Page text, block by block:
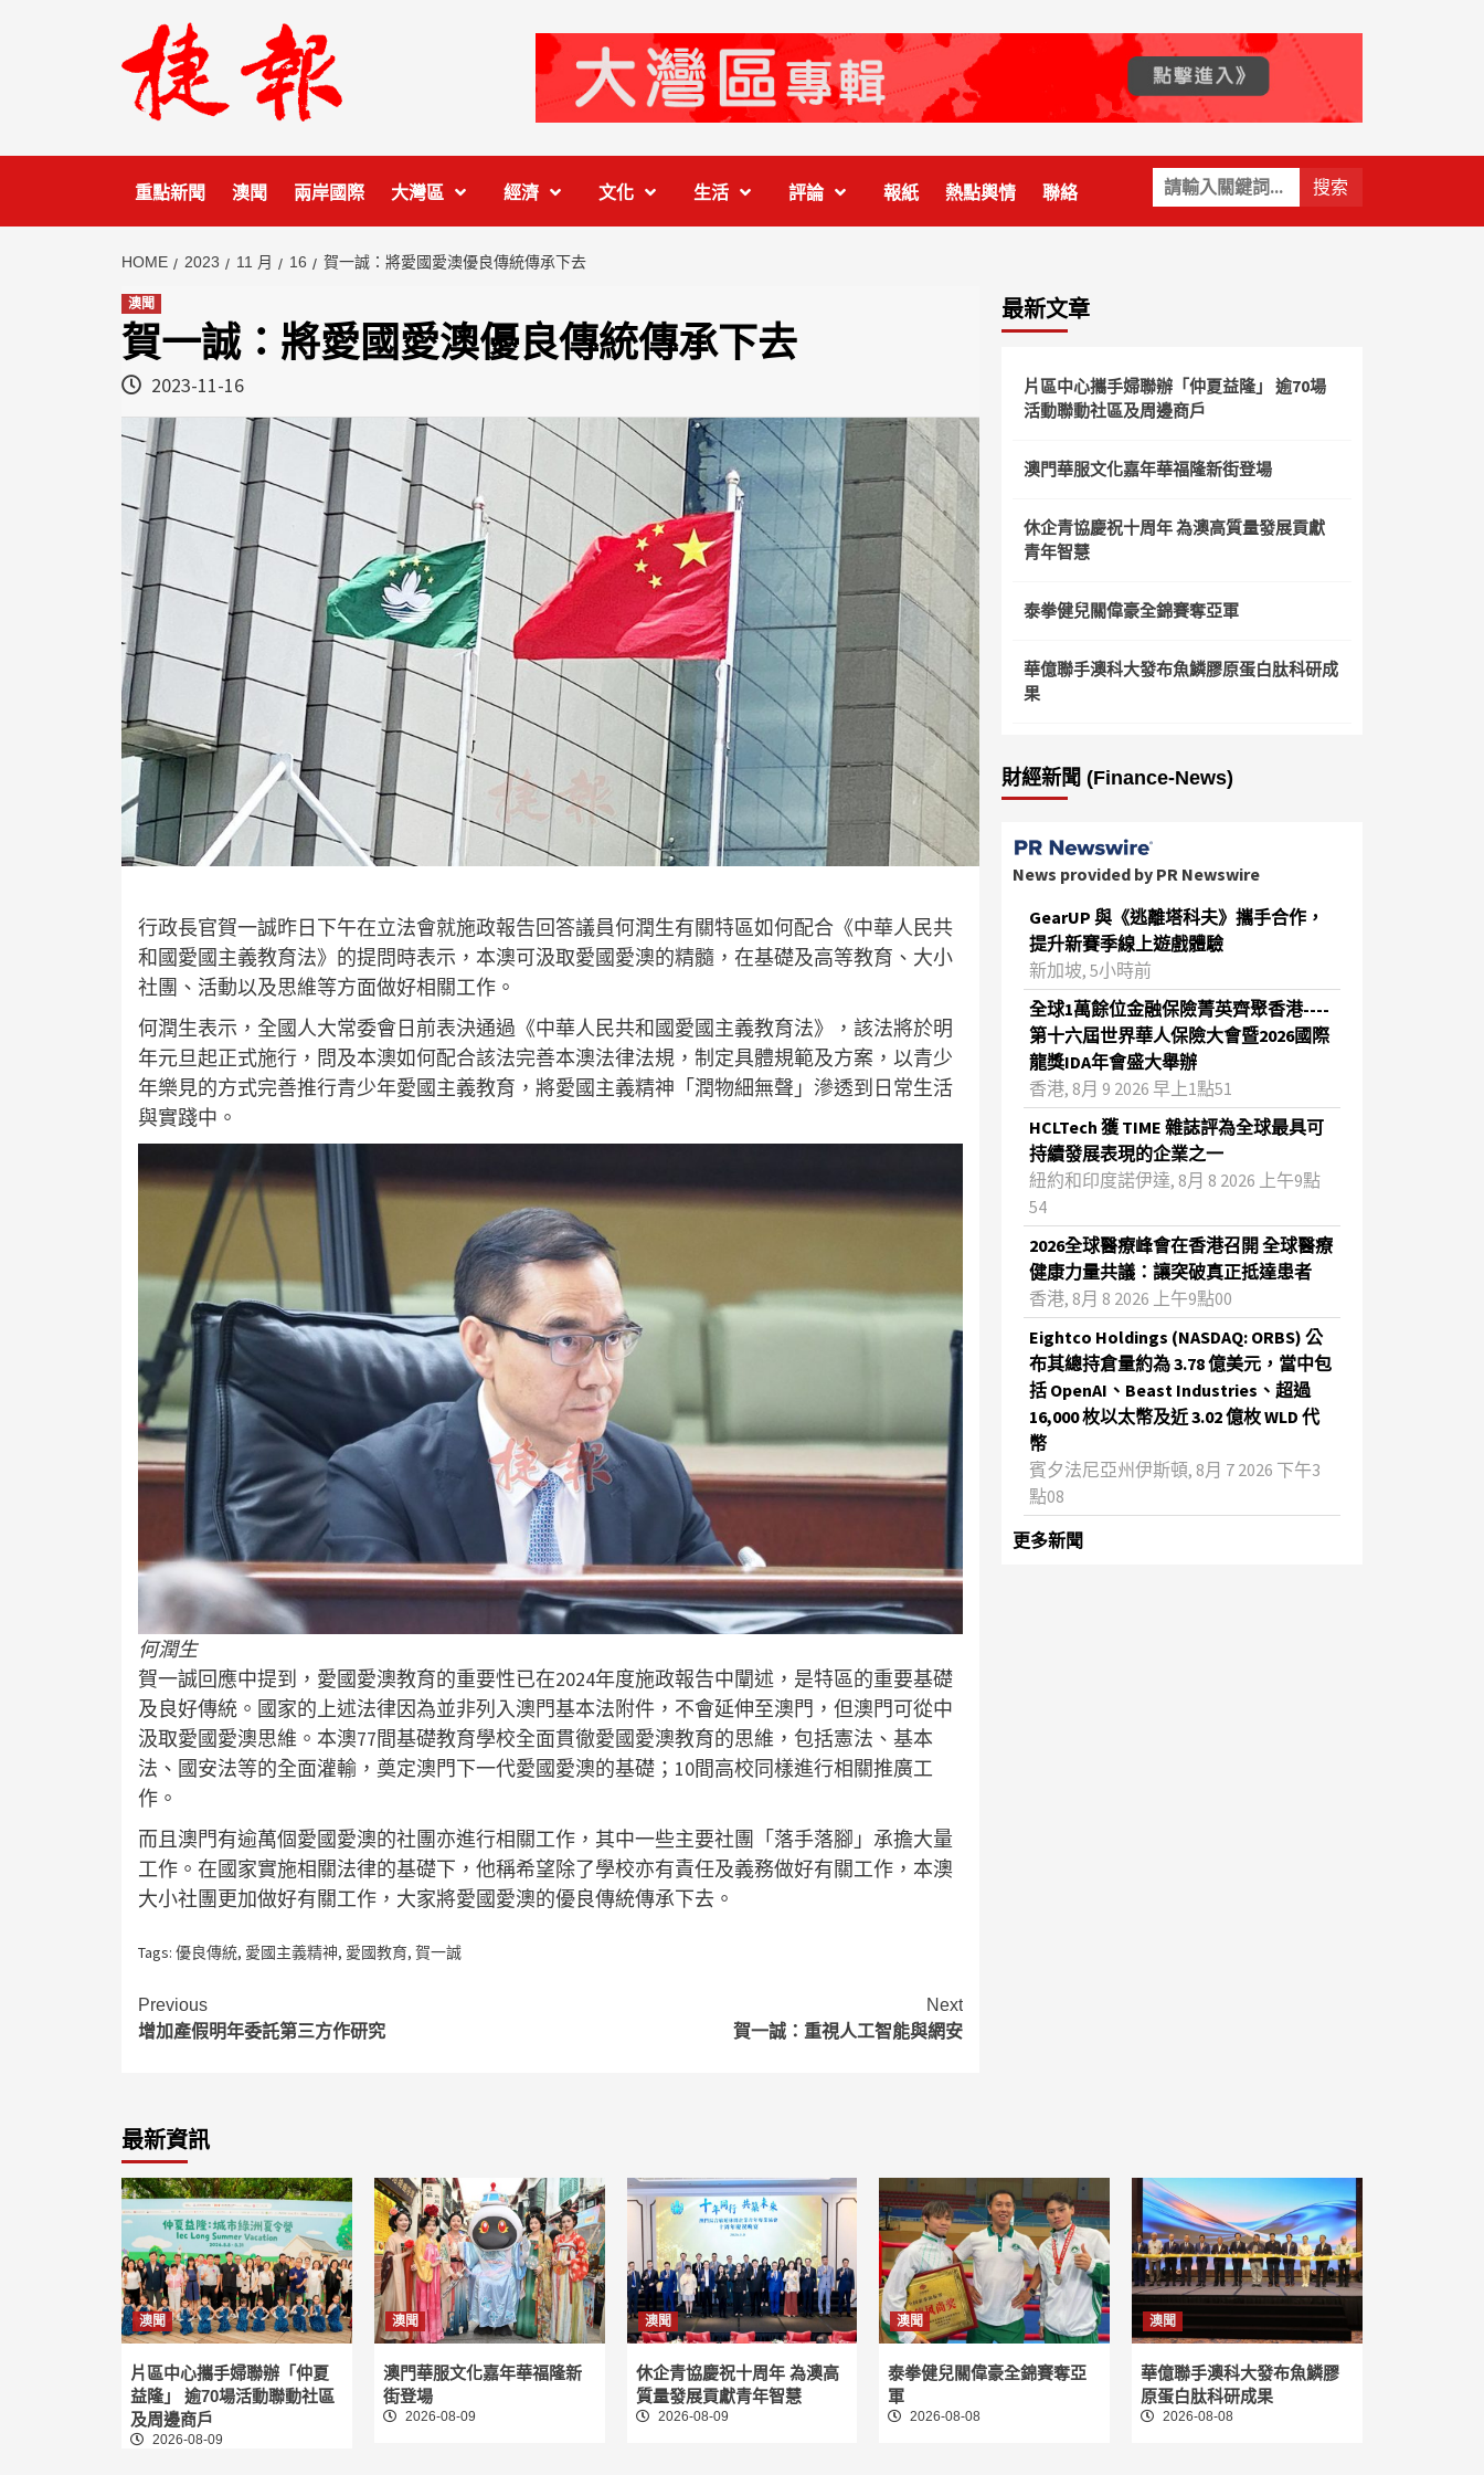
關
鍵
字:
重點新聞 澳聞 兩岸國際 大灣區 經濟 文化 生活 評論 報紙 熱點輿情 聯絡
HOME 2023 11 月 16 賀一誠：將愛國愛澳優良傳統傳承下去
澳聞
賀一誠：將愛國愛澳優良傳統傳承下去
2023-11-16
行政長官賀一誠昨日下午在立法會就施政報告回答議員何潤生有關特區如何配合《中華人民共
和國愛國主義教育法》的提問時表示，本澳可汲取愛國愛澳的精髓，在基礎及高等教育、大小
社團、活動以及思維等方面做好相關工作。
何潤生表示，全國人大常委會日前表決通過《中華人民共和國愛國主義教育法》，該法將於明
年元旦起正式施行，問及本澳如何配合該法完善本澳法律法規，制定具體規範及方案，以青少
年樂見的方式完善推行青少年愛國主義教育，將愛國主義精神「潤物細無聲」滲透到日常生活
與實踐中。
何潤生
賀一誠回應中提到，愛國愛澳教育的重要性已在2024年度施政報告中闡述，是特區的重要基礎
及良好傳統。國家的上述法律因為並非列入澳門基本法附件，不會延伸至澳門，但澳門可從中
汲取愛國愛澳思維。本澳77間基礎教育學校全面貫徹愛國愛澳教育的思維，包括憲法、基本
法、國安法等的全面灌輸，奠定澳門下一代愛國愛澳的基礎；10間高校同樣進行相關推廣工
作。
而且澳門有逾萬個愛國愛澳的社團亦進行相關工作，其中一些主要社團「落手落腳」承擔大量
工作。在國家實施相關法律的基礎下，他稱希望除了學校亦有責任及義務做好有關工作，本澳
大小社團更加做好有關工作，大家將愛國愛澳的優良傳統傳承下去。
Tags: 優良傳統, 愛國主義精神, 愛國教育, 賀一誠
Continue
Reading
Previous
增加產假明年委託第三方作研究
Next
賀一誠：重視人工智能與網安
最新文章
片區中心攜手婦聯辦「仲夏益隆」 逾70場
活動聯動社區及周邊商戶
澳門華服文化嘉年華福隆新街登場
休企青協慶祝十周年 為澳高質量發展貢獻
青年智慧
泰拳健兒關偉豪全錦賽奪亞軍
華億聯手澳科大發布魚鱗膠原蛋白肽科研成
果
財經新聞 (Finance-News)
News provided by PR Newswire
GearUP 與《逃離塔科夫》攜手合作，
提升新賽季線上遊戲體驗
新加坡, 5小時前
全球1萬餘位金融保險菁英齊聚香港----
第十六屆世界華人保險大會暨2026國際
龍獎IDA年會盛大舉辦
香港, 8月 9 2026 早上1點51
HCLTech 獲 TIME 雜誌評為全球最具可
持續發展表現的企業之一
紐約和印度諾伊達, 8月 8 2026 上午9點
54
2026全球醫療峰會在香港召開 全球醫療
健康力量共議：讓突破真正抵達患者
香港, 8月 8 2026 上午9點00
Eightco Holdings (NASDAQ: ORBS) 公
布其總持倉量約為 3.78 億美元，當中包
括 OpenAI、Beast Industries、超過
16,000 枚以太幣及近 3.02 億枚 WLD 代
幣
賓夕法尼亞州伊斯頓, 8月 7 2026 下午3
點08
更多新聞
最新資訊
澳聞
片區中心攜手婦聯辦「仲夏
益隆」 逾70場活動聯動社區
及周邊商戶
2026-08-09
澳聞
澳門華服文化嘉年華福隆新
街登場
2026-08-09
澳聞
休企青協慶祝十周年 為澳高
質量發展貢獻青年智慧
2026-08-09
澳聞
泰拳健兒關偉豪全錦賽奪亞
軍
2026-08-08
澳聞
華億聯手澳科大發布魚鱗膠
原蛋白肽科研成果
2026-08-08